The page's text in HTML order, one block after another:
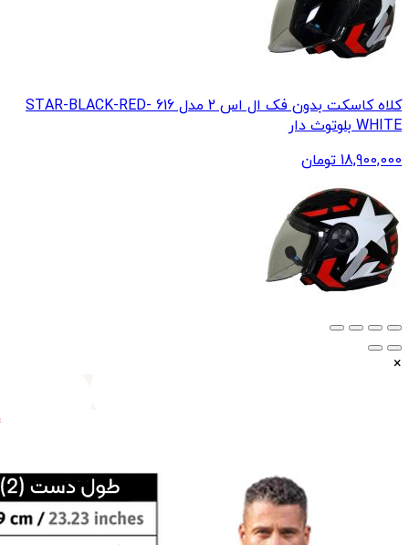
کلاه کاسکت بدون فک ال اس 2 مدل 616 STAR-BLACK-RED-
WHITE بلوتوث دار
18,900,000 تومان
×